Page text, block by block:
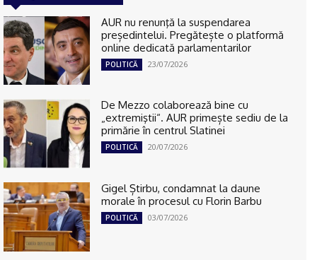
AUR nu renunţă la suspendarea
președintelui. Pregătește o platformă
online dedicată parlamentarilor
POLITICĂ 23/07/2026
De Mezzo colaborează bine cu
„extremiştii“. AUR primește sediu de la
primărie în centrul Slatinei
POLITICĂ 20/07/2026
Gigel Știrbu, condamnat la daune
morale în procesul cu Florin Barbu
POLITICĂ 03/07/2026